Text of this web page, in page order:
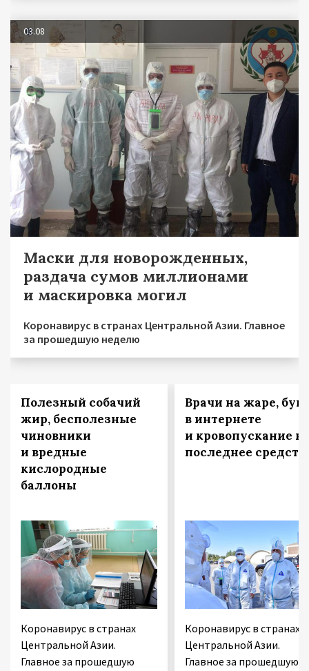
03.08
Маски для новорожденных,
раздача сумов миллионами
и маскировка могил
Коронавирус в странах Центральной Азии. Главное
за прошедшую неделю
Полезный собачий
жир, бесполезные
чиновники
и вредные
кислородные
баллоны
Коронавирус в странах
Центральной Азии.
Главное за прошедшую
Врачи на жаре,
в интернете
и кровопускание
последнее
Коронавирус в странах
Центральной Азии.
Главное за прошедшую